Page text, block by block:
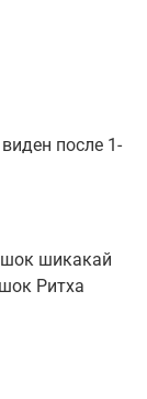
после 1-
шикакай
Ритха